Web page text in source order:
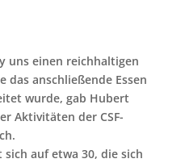
uns einen reichhaltigen
anschließende Essen
wurde, gab Hubert
Aktivitäten der CSF-
auf etwa 30, die sich